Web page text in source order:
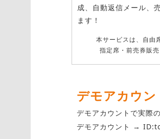
成、自動返信メール、
ます！
本サービスは、自由
指定席・前売券販
デモアカウ
デモアカウントで実際
デモアカウント →